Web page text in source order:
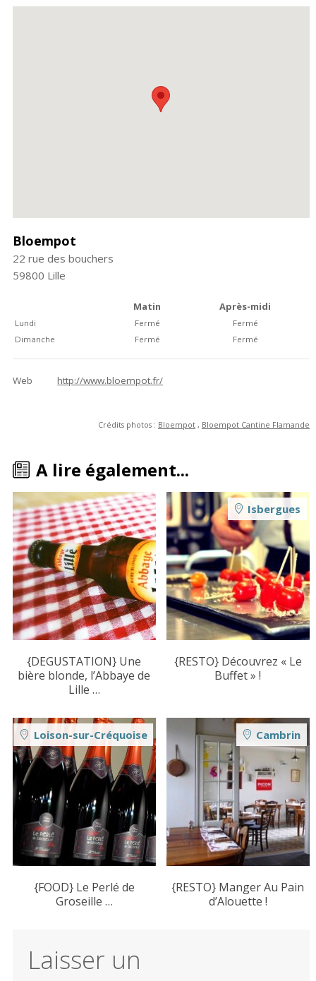
Bloempot
22 rue des bouchers
59800 Lille
Matin Après-midi
Lundi Fermé
Fermé
Dimanche
Fermé Fermé
Web http://www.bloempot.fr/
Crédits photos : Bloempot , Bloempot Cantine Flamande
A lire également...
{DEGUSTATION} Une
bière blonde, l’Abbaye de
Lille …
{RESTO} Découvrez « Le
Buffet » !
Isbergues
{FOOD} Le Perlé de
Groseille …
Loison-sur-Créquoise
{RESTO} Manger Au Pain
d’Alouette !
Cambrin
Laisser un